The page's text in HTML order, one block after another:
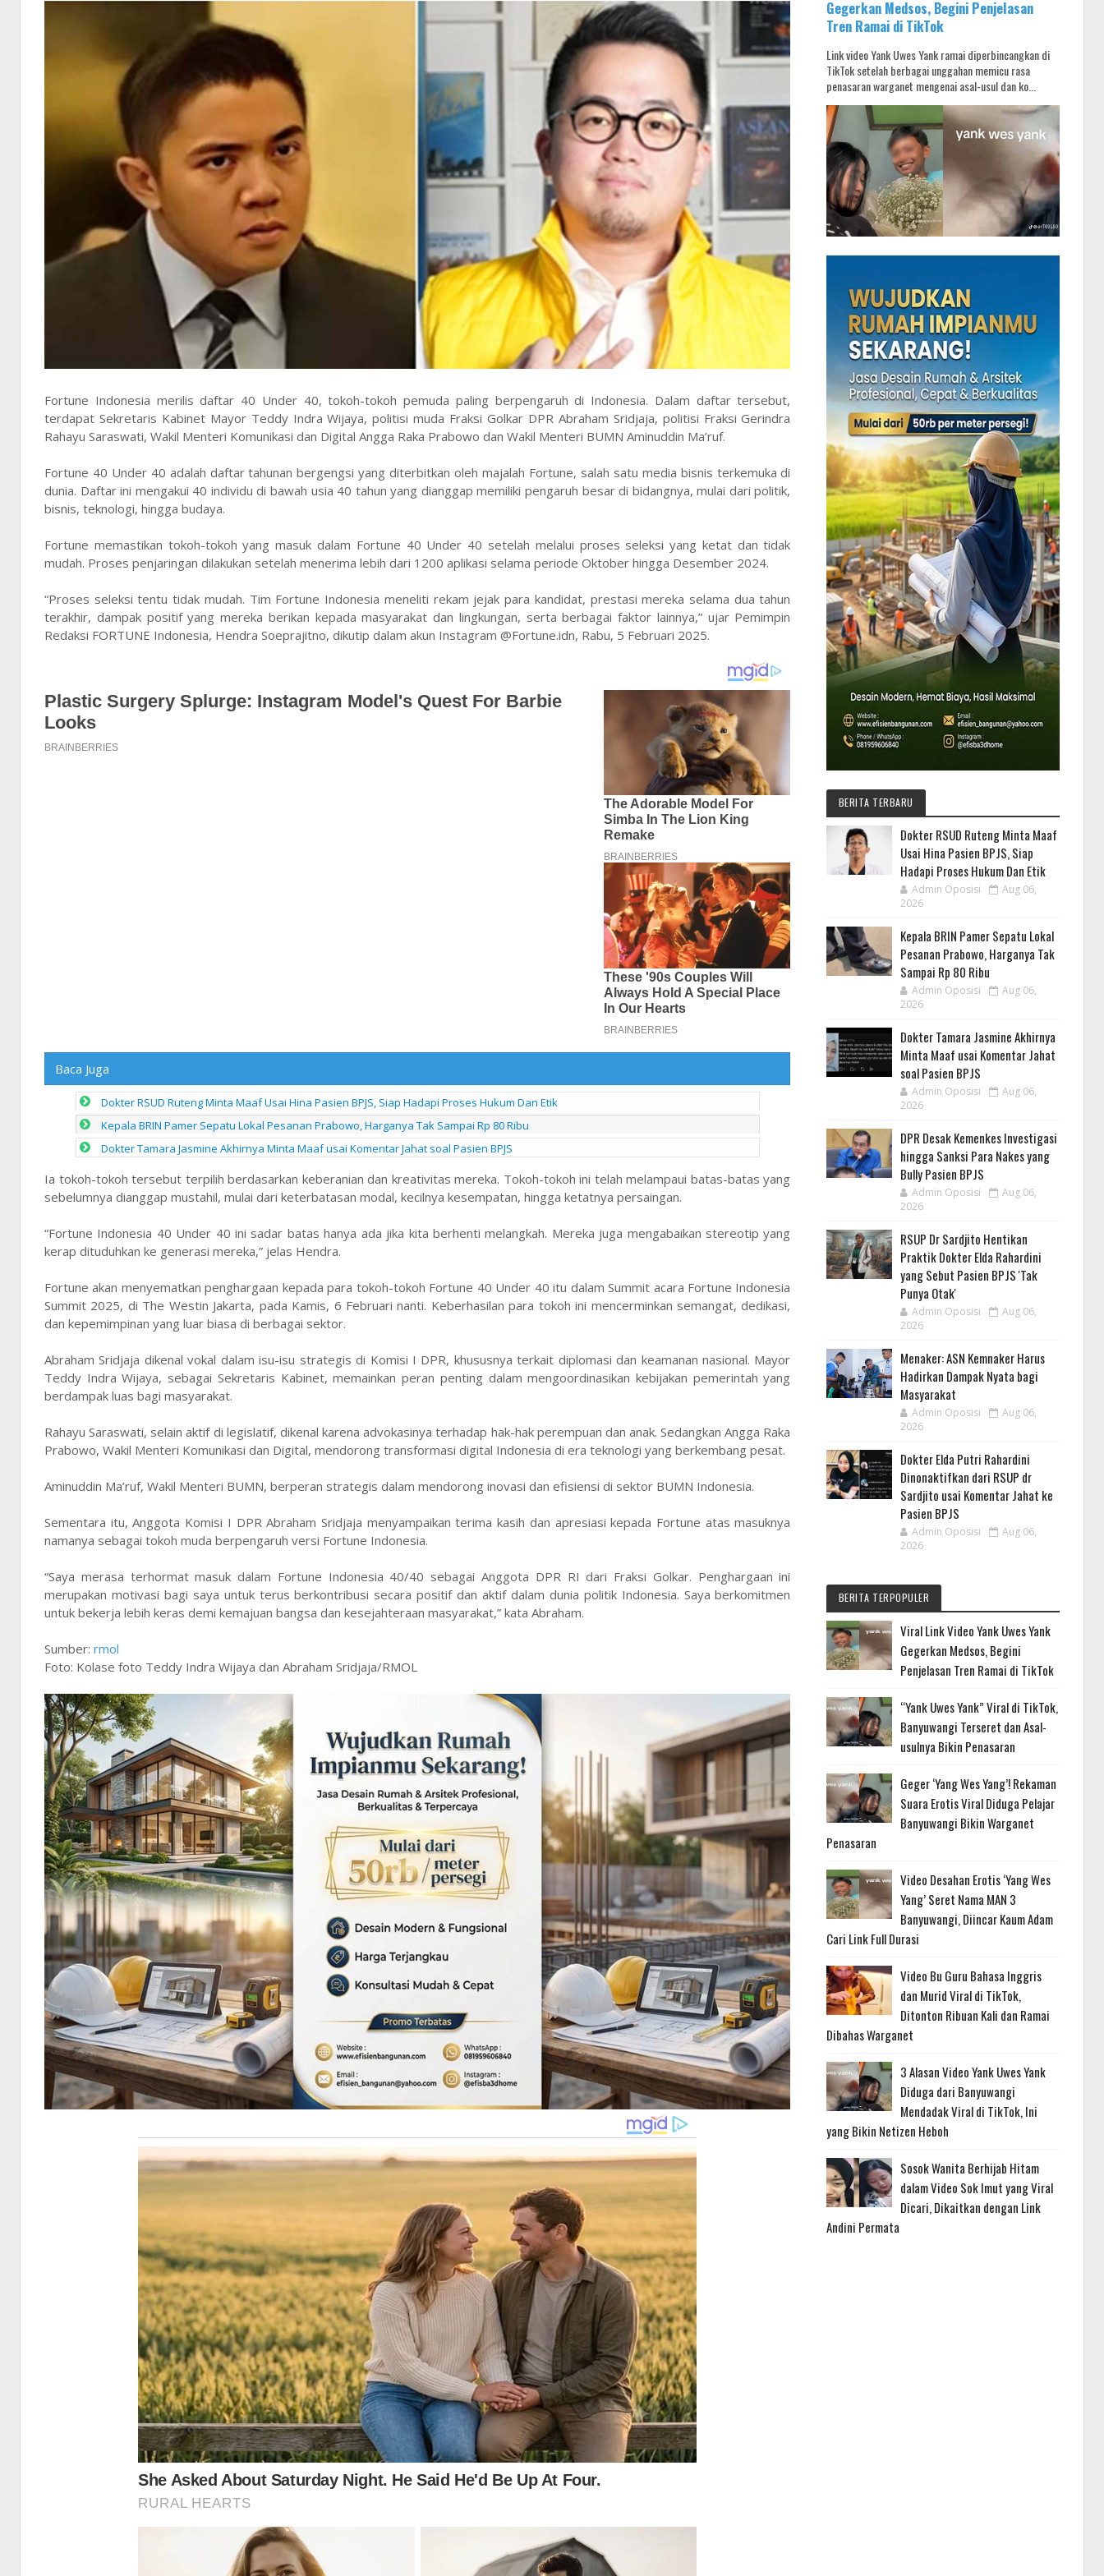
Fortune Indonesia merilis daftar 40 Under 40, tokoh-tokoh pemuda paling berpengaruh di Indonesia. Dalam daftar tersebut,
terdapat Sekretaris Kabinet Mayor Teddy Indra Wijaya, politisi muda Fraksi Golkar DPR Abraham Sridjaja, politisi Fraksi Gerindra
Rahayu Saraswati, Wakil Menteri Komunikasi dan Digital Angga Raka Prabowo dan Wakil Menteri BUMN Aminuddin Ma’ruf.
Fortune 40 Under 40 adalah daftar tahunan bergengsi yang diterbitkan oleh majalah Fortune, salah satu media bisnis terkemuka di
dunia. Daftar ini mengakui 40 individu di bawah usia 40 tahun yang dianggap memiliki pengaruh besar di bidangnya, mulai dari politik,
bisnis, teknologi, hingga budaya.
Fortune memastikan tokoh-tokoh yang masuk dalam Fortune 40 Under 40 setelah melalui proses seleksi yang ketat dan tidak
mudah. Proses penjaringan dilakukan setelah menerima lebih dari 1200 aplikasi selama periode Oktober hingga Desember 2024.
“Proses seleksi tentu tidak mudah. Tim Fortune Indonesia meneliti rekam jejak para kandidat, prestasi mereka selama dua tahun
terakhir, dampak positif yang mereka berikan kepada masyarakat dan lingkungan, serta berbagai faktor lainnya,” ujar Pemimpin
Redaksi FORTUNE Indonesia, Hendra Soeprajitno, dikutip dalam akun Instagram @Fortune.idn, Rabu, 5 Februari 2025.
Baca Juga
Dokter RSUD Ruteng Minta Maaf Usai Hina Pasien BPJS, Siap Hadapi Proses Hukum Dan Etik
Kepala BRIN Pamer Sepatu Lokal Pesanan Prabowo, Harganya Tak Sampai Rp 80 Ribu
Dokter Tamara Jasmine Akhirnya Minta Maaf usai Komentar Jahat soal Pasien BPJS
Ia tokoh-tokoh tersebut terpilih berdasarkan keberanian dan kreativitas mereka. Tokoh-tokoh ini telah melampaui batas-batas yang
sebelumnya dianggap mustahil, mulai dari keterbatasan modal, kecilnya kesempatan, hingga ketatnya persaingan.
“Fortune Indonesia 40 Under 40 ini sadar batas hanya ada jika kita berhenti melangkah. Mereka juga mengabaikan stereotip yang
kerap dituduhkan ke generasi mereka,” jelas Hendra.
Fortune akan menyematkan penghargaan kepada para tokoh-tokoh Fortune 40 Under 40 itu dalam Summit acara Fortune Indonesia
Summit 2025, di The Westin Jakarta, pada Kamis, 6 Februari nanti. Keberhasilan para tokoh ini mencerminkan semangat, dedikasi,
dan kepemimpinan yang luar biasa di berbagai sektor.
Abraham Sridjaja dikenal vokal dalam isu-isu strategis di Komisi I DPR, khususnya terkait diplomasi dan keamanan nasional. Mayor
Teddy Indra Wijaya, sebagai Sekretaris Kabinet, memainkan peran penting dalam mengoordinasikan kebijakan pemerintah yang
berdampak luas bagi masyarakat.
Rahayu Saraswati, selain aktif di legislatif, dikenal karena advokasinya terhadap hak-hak perempuan dan anak. Sedangkan Angga Raka
Prabowo, Wakil Menteri Komunikasi dan Digital, mendorong transformasi digital Indonesia di era teknologi yang berkembang pesat.
Aminuddin Ma’ruf, Wakil Menteri BUMN, berperan strategis dalam mendorong inovasi dan efisiensi di sektor BUMN Indonesia.
Sementara itu, Anggota Komisi I DPR Abraham Sridjaja menyampaikan terima kasih dan apresiasi kepada Fortune atas masuknya
namanya sebagai tokoh muda berpengaruh versi Fortune Indonesia.
“Saya merasa terhormat masuk dalam Fortune Indonesia 40/40 sebagai Anggota DPR RI dari Fraksi Golkar. Penghargaan ini
merupakan motivasi bagi saya untuk terus berkontribusi secara positif dan aktif dalam dunia politik Indonesia. Saya berkomitmen
untuk bekerja lebih keras demi kemajuan bangsa dan kesejahteraan masyarakat,” kata Abraham.
Sumber: rmol
Foto: Kolase foto Teddy Indra Wijaya dan Abraham Sridjaja/RMOL
Gegerkan Medsos, Begini Penjelasan
Tren Ramai di TikTok
Link video Yank Uwes Yank ramai diperbincangkan di
TikTok setelah berbagai unggahan memicu rasa
penasaran warganet mengenai asal-usul dan ko...
BERITA TERBARU
Dokter RSUD Ruteng Minta Maaf
Usai Hina Pasien BPJS, Siap
Hadapi Proses Hukum Dan Etik
Admin Oposisi
Aug 06,
2026
Kepala BRIN Pamer Sepatu Lokal
Pesanan Prabowo, Harganya Tak
Sampai Rp 80 Ribu
Admin Oposisi
Aug 06,
2026
Dokter Tamara Jasmine Akhirnya
Minta Maaf usai Komentar Jahat
soal Pasien BPJS
Admin Oposisi
Aug 06,
2026
DPR Desak Kemenkes Investigasi
hingga Sanksi Para Nakes yang
Bully Pasien BPJS
Admin Oposisi
Aug 06,
2026
RSUP Dr Sardjito Hentikan
Praktik Dokter Elda Rahardini
yang Sebut Pasien BPJS 'Tak
Punya Otak'
Admin Oposisi
Aug 06,
2026
Menaker: ASN Kemnaker Harus
Hadirkan Dampak Nyata bagi
Masyarakat
Admin Oposisi
Aug 06,
2026
Dokter Elda Putri Rahardini
Dinonaktifkan dari RSUP dr
Sardjito usai Komentar Jahat ke
Pasien BPJS
Admin Oposisi
Aug 06,
2026
BERITA TERPOPULER
Viral Link Video Yank Uwes Yank
Gegerkan Medsos, Begini
Penjelasan Tren Ramai di TikTok
“Yank Uwes Yank” Viral di TikTok,
Banyuwangi Terseret dan Asal-
usulnya Bikin Penasaran
Geger ‘Yang Wes Yang’! Rekaman
Suara Erotis Viral Diduga Pelajar
Banyuwangi Bikin Warganet
Penasaran
Video Desahan Erotis ‘Yang Wes
Yang’ Seret Nama MAN 3
Banyuwangi, Diincar Kaum Adam
Cari Link Full Durasi
Video Bu Guru Bahasa Inggris
dan Murid Viral di TikTok,
Ditonton Ribuan Kali dan Ramai
Dibahas Warganet
3 Alasan Video Yank Uwes Yank
Diduga dari Banyuwangi
Mendadak Viral di TikTok, Ini
yang Bikin Netizen Heboh
Sosok Wanita Berhijab Hitam
dalam Video Sok Imut yang Viral
Dicari, Dikaitkan dengan Link
Andini Permata